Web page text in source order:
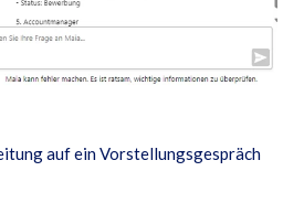
auf ein Vorstellungsgespräch